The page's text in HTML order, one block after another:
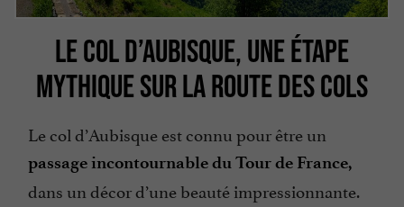
LE COL D’AUBISQUE, UNE ÉTAPE
MYTHIQUE SUR LA ROUTE DES COLS
Le col d’Aubisque est connu pour être un
passage incontournable du Tour de France,
dans un décor d’une beauté impressionnante.